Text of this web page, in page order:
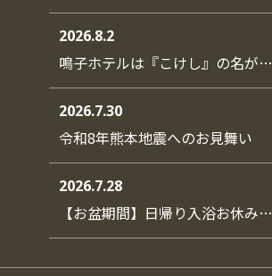
2026.8.2
鳴子ホテルは『こけし』の名が…
2026.7.30
令和8年熊本地震へのお見舞い
2026.7.28
【お盆期間】日帰り入浴お休み…